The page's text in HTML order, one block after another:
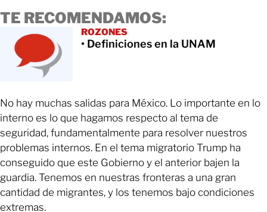
TE RECOMENDAMOS:
ROZONES
• Definiciones en la UNAM
No hay muchas salidas para México. Lo importante en lo
interno es lo que hagamos respecto al tema de
seguridad, fundamentalmente para resolver nuestros
problemas internos. En el tema migratorio Trump ha
conseguido que este Gobierno y el anterior bajen la
guardia. Tenemos en nuestras fronteras a una gran
cantidad de migrantes, y los tenemos bajo condiciones
extremas.